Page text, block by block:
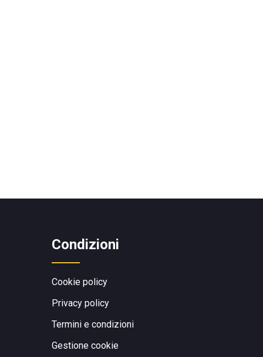
Condizioni
Cookie policy
Privacy policy
Termini e condizioni
Gestione cookie